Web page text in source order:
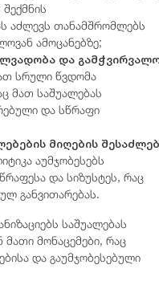
აძლევს თანამშრომლებს
ამოცანებზე;
და
სრული წვდომა
მათ საშუალებას
და სწრაფი
მიღების
აუმჯობესებს
და სიზუსტეს, რაც
განვითარებას.
საშუალებას
მათი მონაცემები, რაც
და გაუმჯობესებული